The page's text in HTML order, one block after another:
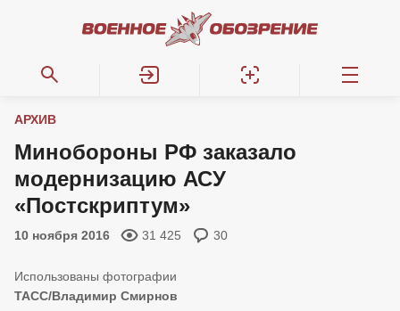
АРХИВ
Минобороны РФ заказало
модернизацию АСУ
«Постскриптум»
10 ноября 2016 31 425 30
ТАСС/Владимир Смирнов